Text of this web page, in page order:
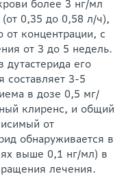
более 3 нг/мл
0,35 до 0,58 л/ч),
концентрации, с
от 3 до 5 недель.
дутастерида его
составляет 3-5
в дозе 0,5 мг/
клиренс, и общий
от
обнаруживается в
выше 0,1 нг/мл) в
лечения.